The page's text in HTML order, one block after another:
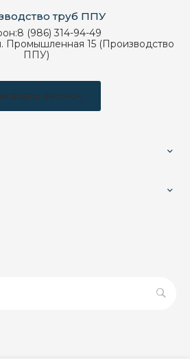
труб ППУ
8 (986) 314-94-49
Промышленная 15 (Производство
ППУ)
звонок